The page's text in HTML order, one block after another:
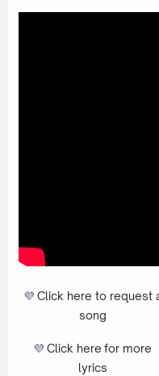
💜 Click here to request
song
💜 Click here for more
lyrics